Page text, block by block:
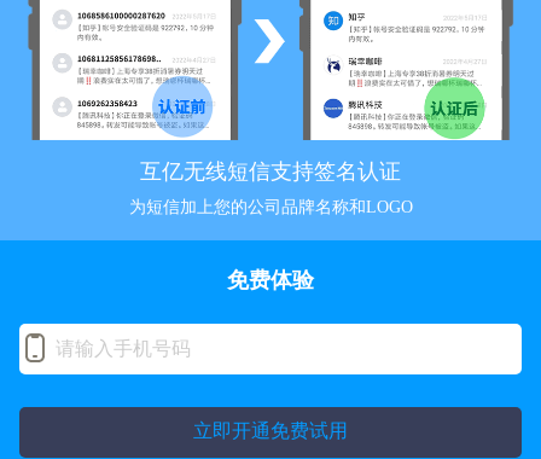
互亿无线短信支持签名认证
为短信加上您的公司品牌名称和LOGO
免费体验
立即开通免费试用